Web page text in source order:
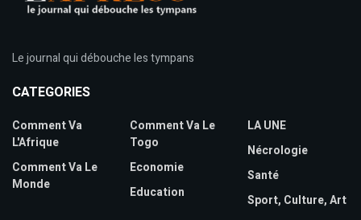
Le journal qui débouche les tympans
CATEGORIES
Comment Va
L'Afrique
Comment Va Le
Monde
Comment Va Le
Togo
Economie
Education
LA UNE
Nécrologie
Santé
Sport, Culture, Art